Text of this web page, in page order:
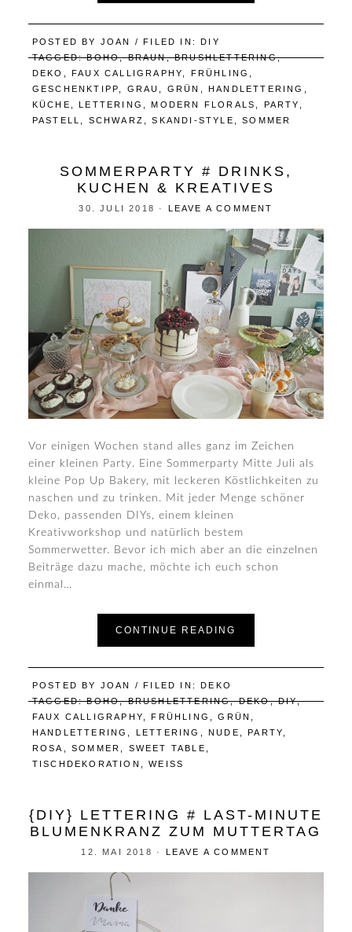
POSTED BY JOAN / FILED IN:DIY
TAGGED:BOHO,BRAUN,BRUSHLETTERING,
DEKO
,FAUX CALLIGRAPHY FRÜHLING
GESCHENKTIPP
GRAU GRÜN ,HANDLETTERING
KÜCHE
,LETTERING ,MODERN FLORALS PARTY
PASTELL
SCHWARZ ,SKANDI-STYLE ,SOMMER
SOMMERPARTY # DRINKS,
KUCHEN & KREATIVES
30. JULI 2018 · LEAVE A COMMENT
Vor einigen Wochen stand alles ganz im Zeichen
einer kleinen Party. Eine Sommerparty Mitte Juli als
kleine Pop Up Bakery, mit leckeren Köstlichkeiten zu
naschen und zu trinken. Mit jeder Menge schöner
Deko, passenden DIYs, einem kleinen
Kreativworkshop und natürlich bestem
Sommerwetter. Bevor ich mich aber an die einzelnen
Beiträge dazu mache, möchte ich euch schon
einmal…
CONTINUE READING
POSTED BY JOAN / FILED IN:DEKO
TAGGED:BOHO,BRUSHLETTERING,DEKO,DIY,
FAUX CALLIGRAPHY ,FRÜHLING ,GRÜN
HANDLETTERING
LETTERING ,NUDE ,PARTY
ROSA
,SOMMER SWEET TABLE
TISCHDEKORATION
,WEISS
{DIY} LETTERING # LAST-MINUTE
BLUMENKRANZ ZUM MUTTERTAG
12. MAI 2018 · LEAVE A COMMENT